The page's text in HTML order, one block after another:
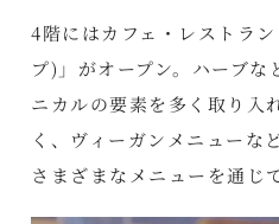
4階にはカフェ・レストラ
プ)」がオープン。ハーブな
ニカルの要素を多く取り入
く、ヴィーガンメニューな
さまざまなメニューを通じ